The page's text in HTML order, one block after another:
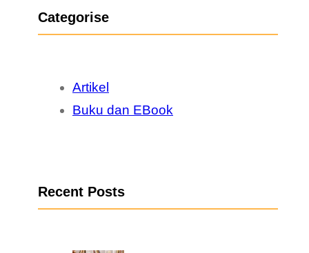
Categorise
Artikel
Buku dan EBook
Recent Posts